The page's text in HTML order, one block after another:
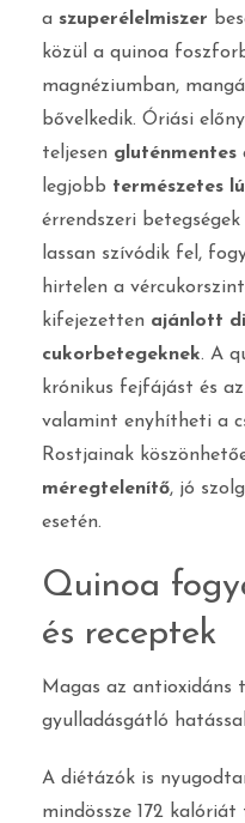
a szuperélelmiszer
közül a quinoa
magnéziumban,
bővelkedik. Óriási
teljesen gluténmentes
legjobb természetes
érrendszeri
lassan szívódik fel,
hirtelen a
kifejezetten ajánlott
cukorbetegeknek. A
krónikus fejfájást és
valamint enyhítheti a
Rostjainak
méregtelenítő, jó
esetén.
Quinoa
és receptek
Magas az antioxidáns
gyulladásgátló
A diétázók is
mindössze 172